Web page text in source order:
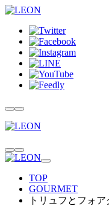
TOP
GOURMET
トリュフとフォ